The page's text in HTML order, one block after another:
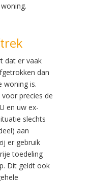
dat er vaak
dan
woning is.
precies de
en uw ex-
slechts
aan
er gebruik
toedeling
Dit geldt ook